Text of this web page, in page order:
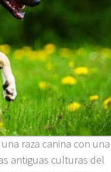
raza canina con una
antiguas culturas del